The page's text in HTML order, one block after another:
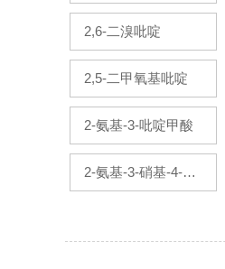
2,6-二溴吡啶
2,5-二甲氧基吡啶
2-氨基-3-吡啶甲酸
2-氨基-3-硝基-4-甲